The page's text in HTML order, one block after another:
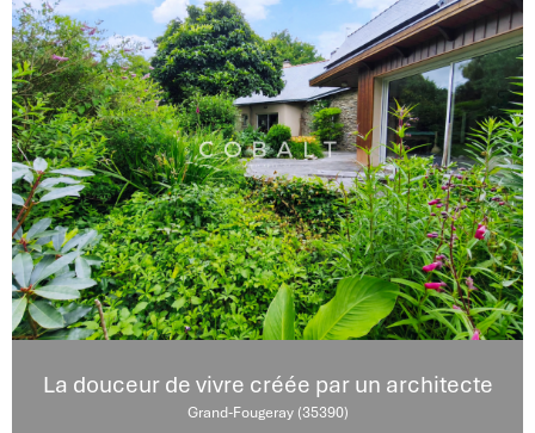
La douceur de vivre créée par un architecte
Grand-Fougeray (35390)